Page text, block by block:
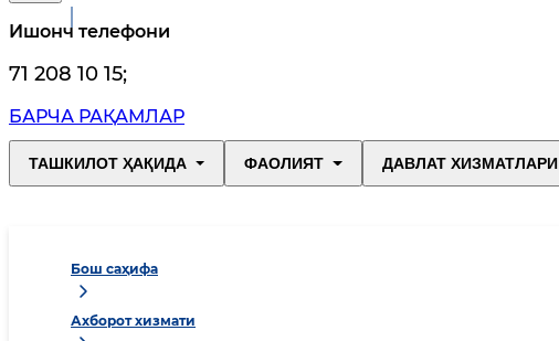
Ишонч телефони
71 208 10 15;
БАРЧА РАҚАМЛАР
ТАШКИЛОТ ҲАҚИДА ФАОЛИЯТ ДАВЛАТ ХИЗМАТЛАРИ
Бош саҳифа
Ахборот хизмати